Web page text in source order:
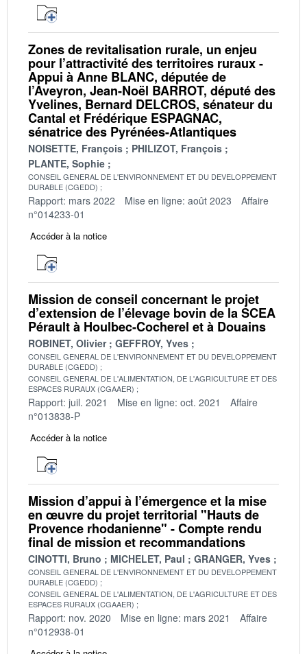
Zones de revitalisation rurale, un enjeu
pour l’attractivité des territoires ruraux -
Appui à Anne BLANC, députée de
l’Aveyron, Jean-Noël BARROT, député des
Yvelines, Bernard DELCROS, sénateur du
Cantal et Frédérique ESPAGNAC,
sénatrice des Pyrénées-Atlantiques
NOISETTE, François
PHILIZOT, François
PLANTE, Sophie
CONSEIL GENERAL DE L'ENVIRONNEMENT ET DU DEVELOPPEMENT
DURABLE (CGEDD)
Rapport: mars 2022 Mise en ligne: août 2023
Affaire
n°014233-01
Accéder à la notice
Mission de conseil concernant le projet
d’extension de l’élevage bovin de la SCEA
Pérault à Houlbec-Cocherel et à Douains
ROBINET, Olivier GEFFROY, Yves
CONSEIL GENERAL DE L'ENVIRONNEMENT ET DU DEVELOPPEMENT
DURABLE (CGEDD)
CONSEIL GENERAL DE L'ALIMENTATION, DE L'AGRICULTURE ET DES
ESPACES RURAUX (CGAAER)
Rapport: juil. 2021 Mise en ligne: oct. 2021
Affaire
n°013838-P
Accéder à la notice
Mission d’appui à l’émergence et la mise
en œuvre du projet territorial "Hauts de
Provence rhodanienne" - Compte rendu
final de mission et recommandations
CINOTTI, Bruno MICHELET, Paul GRANGER, Yves
CONSEIL GENERAL DE L'ENVIRONNEMENT ET DU DEVELOPPEMENT
DURABLE (CGEDD)
CONSEIL GENERAL DE L'ALIMENTATION, DE L'AGRICULTURE ET DES
ESPACES RURAUX (CGAAER)
Rapport: nov. 2020 Mise en ligne: mars 2021
Affaire
n°012938-01